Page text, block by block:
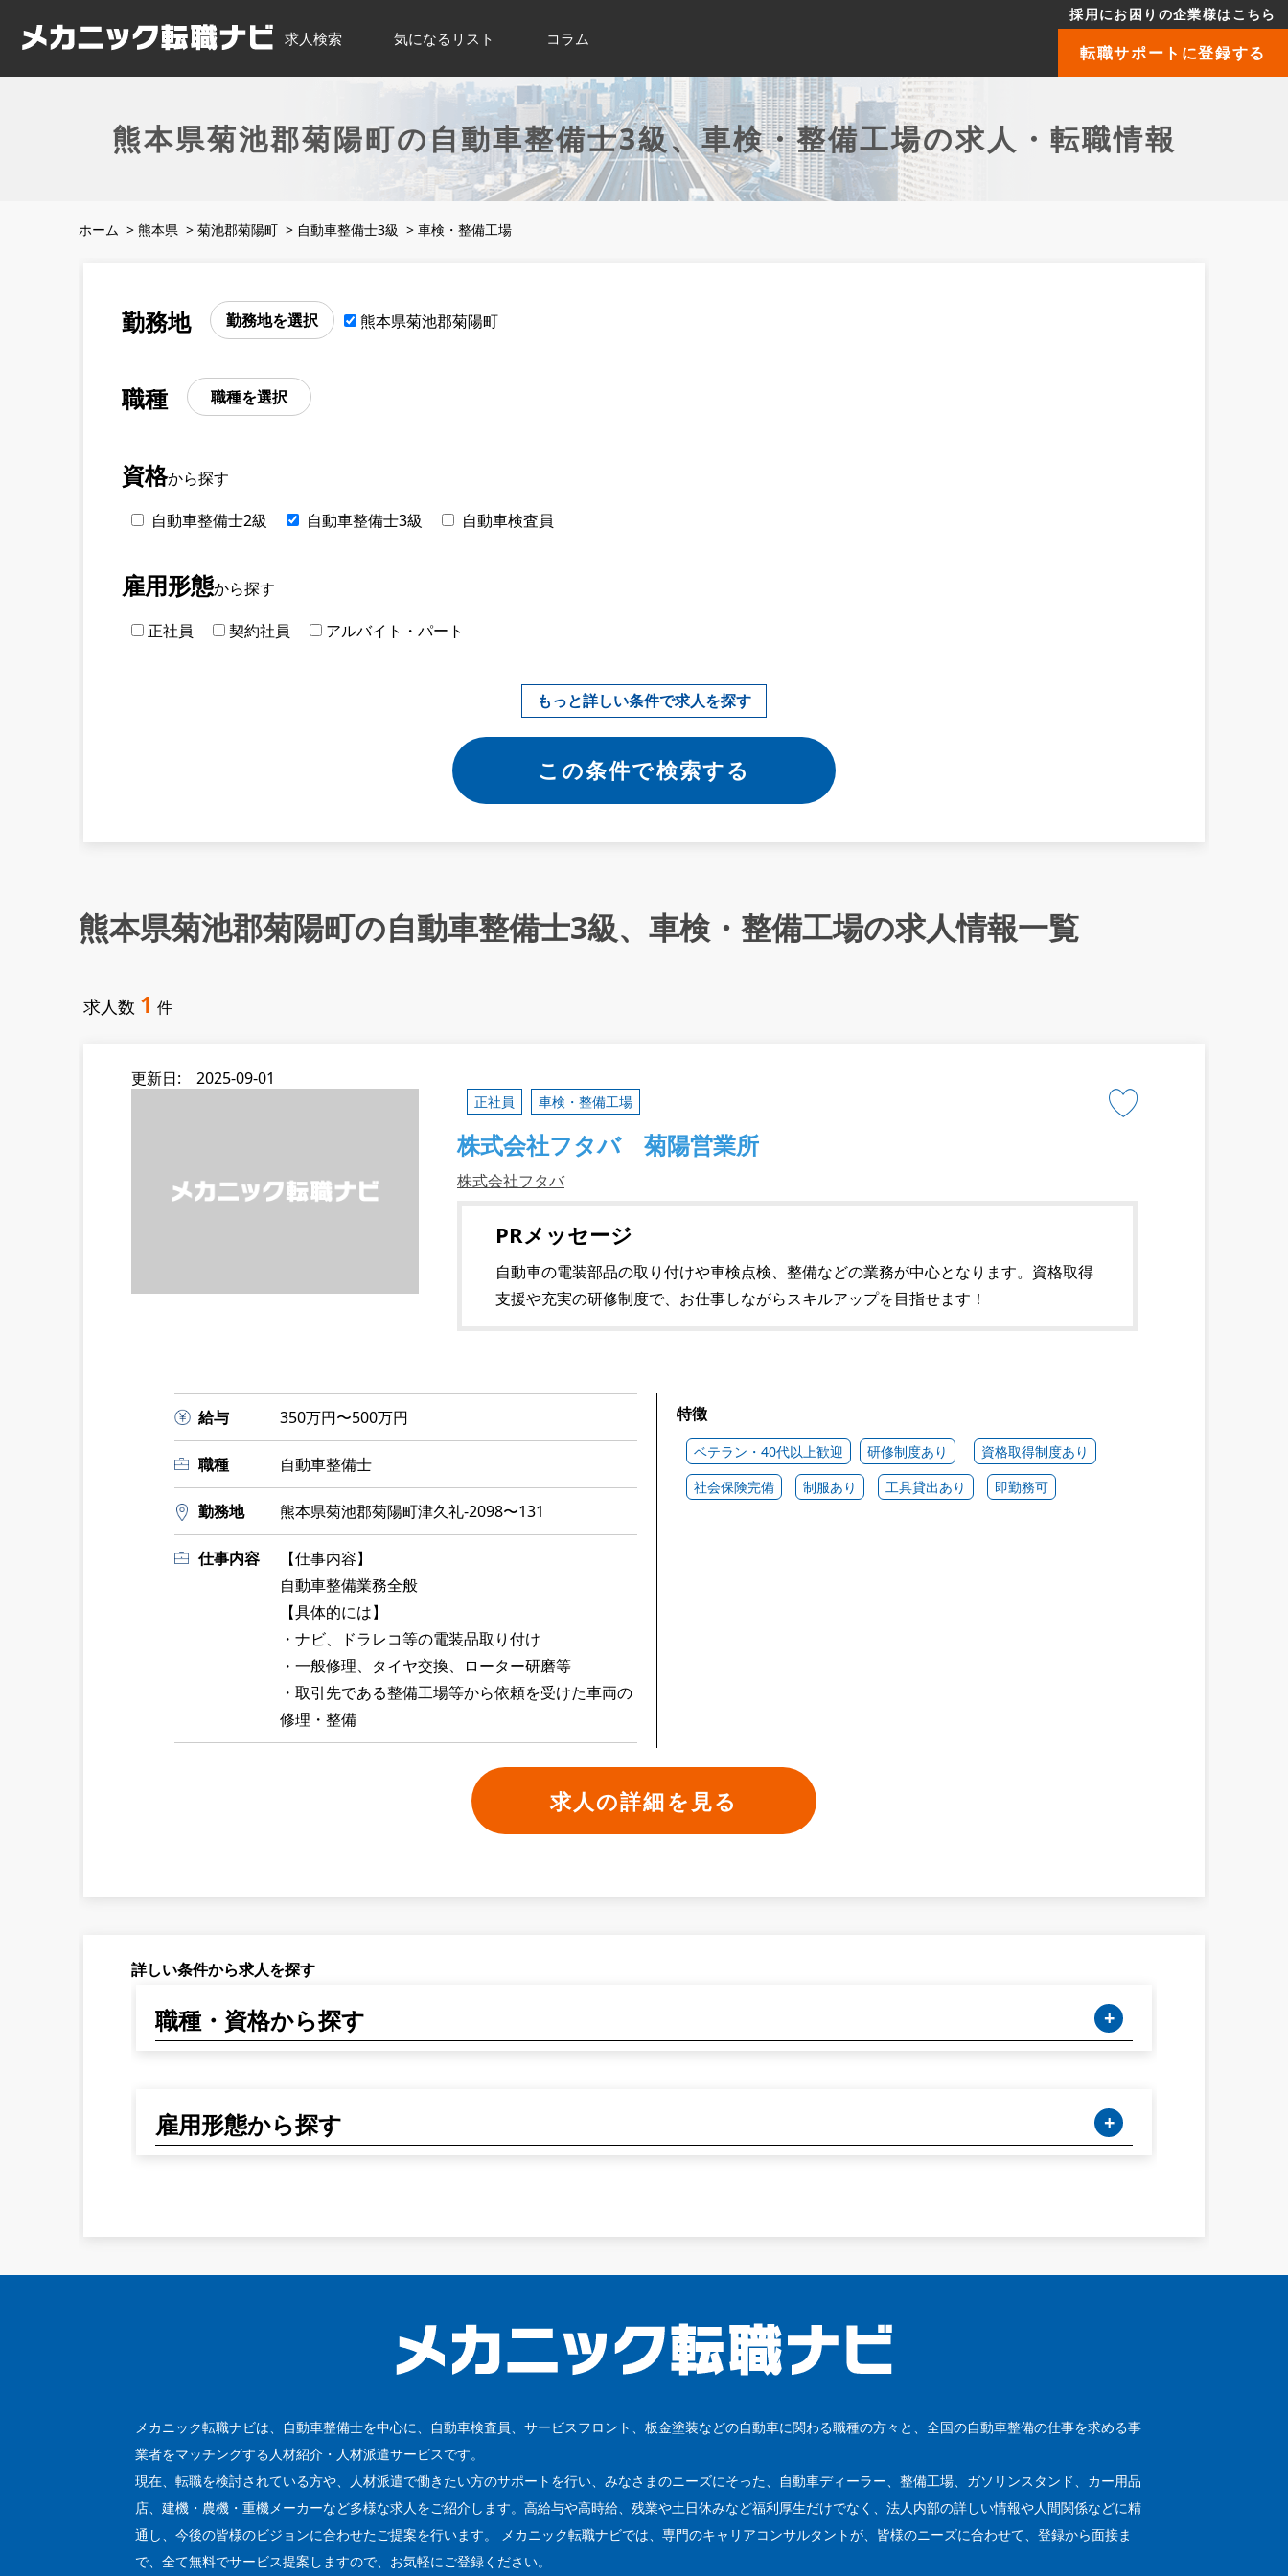
求人検索 気になるリスト コラム
採用にお困りの企業様はこちら
転職サポートに登録する
熊本県菊池郡菊陽町の自動車整備士3級、車検・整備工場の求人・転職情報
ホーム > 熊本県 > 菊池郡菊陽町 > 自動車整備士3級 > 車検・整備工場
勤務地 勤務地を選択 熊本県菊池郡菊陽町
職種 職種を選択
資格から探す
自動車整備士2級
自動車整備士3級 自動車検査員
雇用形態から探す
正社員
契約社員 アルバイト・パート
熊本県菊池郡菊陽町の自動車整備士3級、車検・整備工場の求人情報一覧
求人数 1 件
更新日: 2025-09-01
正社員 車検・整備工場
株式会社フタバ 菊陽営業所
株式会社フタバ
PRメッセージ
自動車の電装部品の取り付けや車検点検、整備などの業務が中心となります。資格取得
支援や充実の研修制度で、お仕事しながらスキルアップを目指せます！
給与 350万円〜500万円
職種 自動車整備士
勤務地 熊本県菊池郡菊陽町津久礼-2098〜131
仕事内容
【仕事内容】
自動車整備業務全般
【具体的には】
・ナビ、ドラレコ等の電装品取り付け
・一般修理、タイヤ交換、ローター研磨等
・取引先である整備工場等から依頼を受けた車両の
修理・整備
特徴
ベテラン・40代以上歓迎 研修制度あり
資格取得制度あり
社会保険完備
制服あり 工具貸出あり 即勤務可
求人の詳細を見る
詳しい条件から求人を探す
職種・資格から探す
雇用形態から探す
メカニック転職ナビは、自動車整備士を中心に、自動車検査員、サービスフロント、板金塗装などの自動車に関わる職種の方々と、全国の自動車整備の仕事を求める事
業者をマッチングする人材紹介・人材派遣サービスです。
現在、転職を検討されている方や、人材派遣で働きたい方のサポートを行い、みなさまのニーズにそった、自動車ディーラー、整備工場、ガソリンスタンド、カー用品
店、建機・農機・重機メーカーなど多様な求人をご紹介します。高給与や高時給、残業や土日休みなど福利厚生だけでなく、法人内部の詳しい情報や人間関係などに精
通し、今後の皆様のビジョンに合わせたご提案を行います。 メカニック転職ナビでは、専門のキャリアコンサルタントが、皆様のニーズに合わせて、登録から面接ま
で、全て無料でサービス提案しますので、お気軽にご登録ください。